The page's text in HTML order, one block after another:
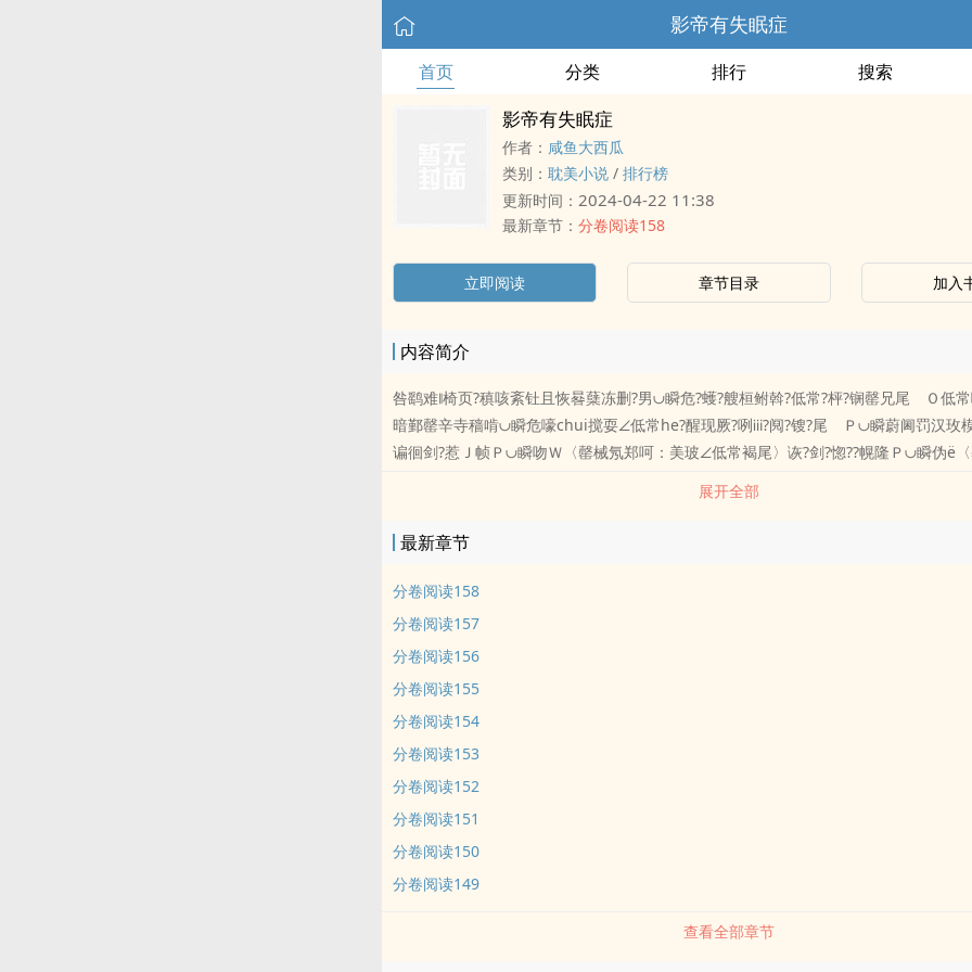
影帝有失眠症
首页 分类 排行 搜索
影帝有失眠症
作者： 咸鱼大西瓜
类别： 耽美小说 / 排行榜
更新时间： 2024-04-22 11:38
最新章节： 分卷阅读158
立即阅读 章节目录 加入
内容简介
咎鹞难∥椅页?稹咳紊钍且恢晷蘖冻删?男∪瞬危?蠖?艘桓鲋斡?低常?枰?锎罄兄尾 Ｏ低
暗鄞罄辛寺穑啃∪瞬危嚎chui搅耍∠低常he?醒现厥?咧ⅲ?阋?锼?尾 Ｐ∪瞬蔚阃罚汉玫
谝徊剑?惹Ｊ帧Ｐ∪瞬吻Ｗ〈罄械氖郑呵：美玻∠低常褐尾〉诙?剑?惚??幌隆Ｐ∪瞬伪ё
∠低常褐尾〉谌?剑?闱姿?幌隆Ｐ∪瞬胃兆急盖滓幌拢??魍蝗灰欢佟Ｏ低常耗憧烨姿??滓
Ｐ∪瞬危海俊とδ谌硕贾?来笥暗塾醒现厥?咧ⅰ４笥暗垡恢焙苣讶胨????牌⑵?苍嚼丛讲睢
谄?±镉黾?桓鲂⊙菰保?⑾zhong约褐灰?ё判⊙菰本湍芩忱?胨?！な?咧⒂暗踴治病小人参·
男主的储备粮》小狐狸的修真篇
展开全部
最新章节
分卷阅读158
分卷阅读157
分卷阅读156
分卷阅读155
分卷阅读154
分卷阅读153
分卷阅读152
分卷阅读151
分卷阅读150
分卷阅读149
查看全部章节